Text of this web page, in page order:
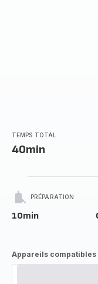
TEMPS TOTAL
40min
PRÉPARATION
10min
Appareils compatibles